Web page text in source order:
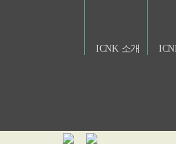
ICNK 소개